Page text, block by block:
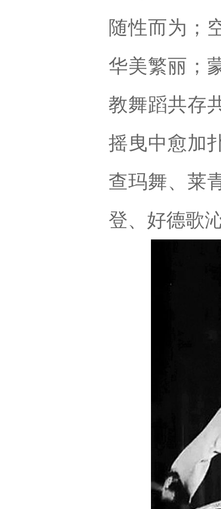
随性而为；
华美繁丽；
教舞蹈共存
摇曳中愈加
查玛舞、莱
登、好德歌